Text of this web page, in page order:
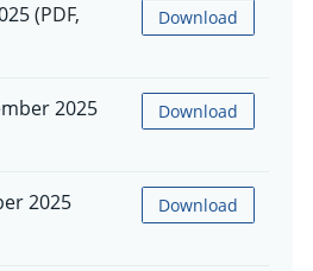
(PDF,
Download
2025
Download
2025
Download